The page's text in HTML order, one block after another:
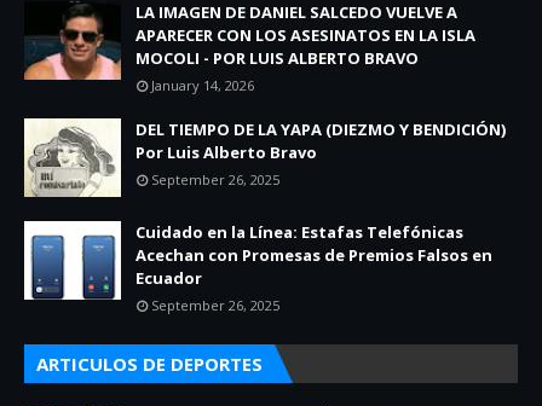
LA IMAGEN DE DANIEL SALCEDO VUELVE A
APARECER CON LOS ASESINATOS EN LA ISLA
MOCOLI - POR LUIS ALBERTO BRAVO
January 14, 2026
DEL TIEMPO DE LA YAPA (DIEZMO Y BENDICIÓN)
Por Luis Alberto Bravo
September 26, 2025
Cuidado en la Línea: Estafas Telefónicas
Acechan con Promesas de Premios Falsos en
Ecuador
September 26, 2025
ARTICULOS DE DEPORTES